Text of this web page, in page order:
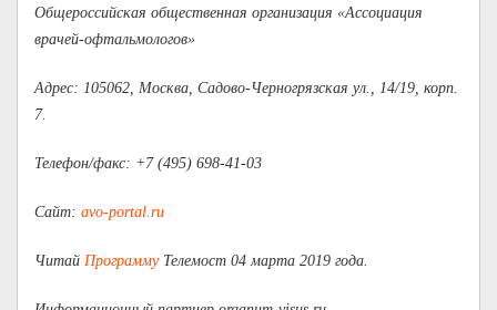
Общероссийская общественная организация «Ассоциация
врачей-офтальмологов»
Адрес: 105062, Москва, Садово-Черногрязская ул., 14/19, корп.
7.
Телефон/факс: +7 (495) 698-41-03
Сайт: avo-portal.ru
Читай ПрограммуТелемост 04 марта 2019 года.